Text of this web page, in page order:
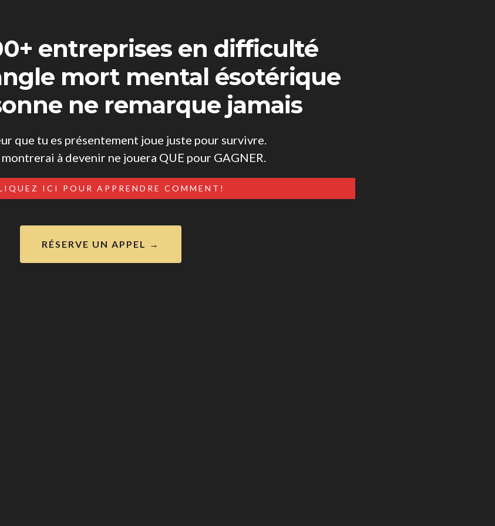
entreprises en difficulté
mort mental ésotérique
ne remarque jamais
que tu es présentement joue juste pour survivre.
à devenir ne jouera QUE pour GAGNER.
ICI POUR APPRENDRE COMMENT!
RÉSERVE UN APPEL →